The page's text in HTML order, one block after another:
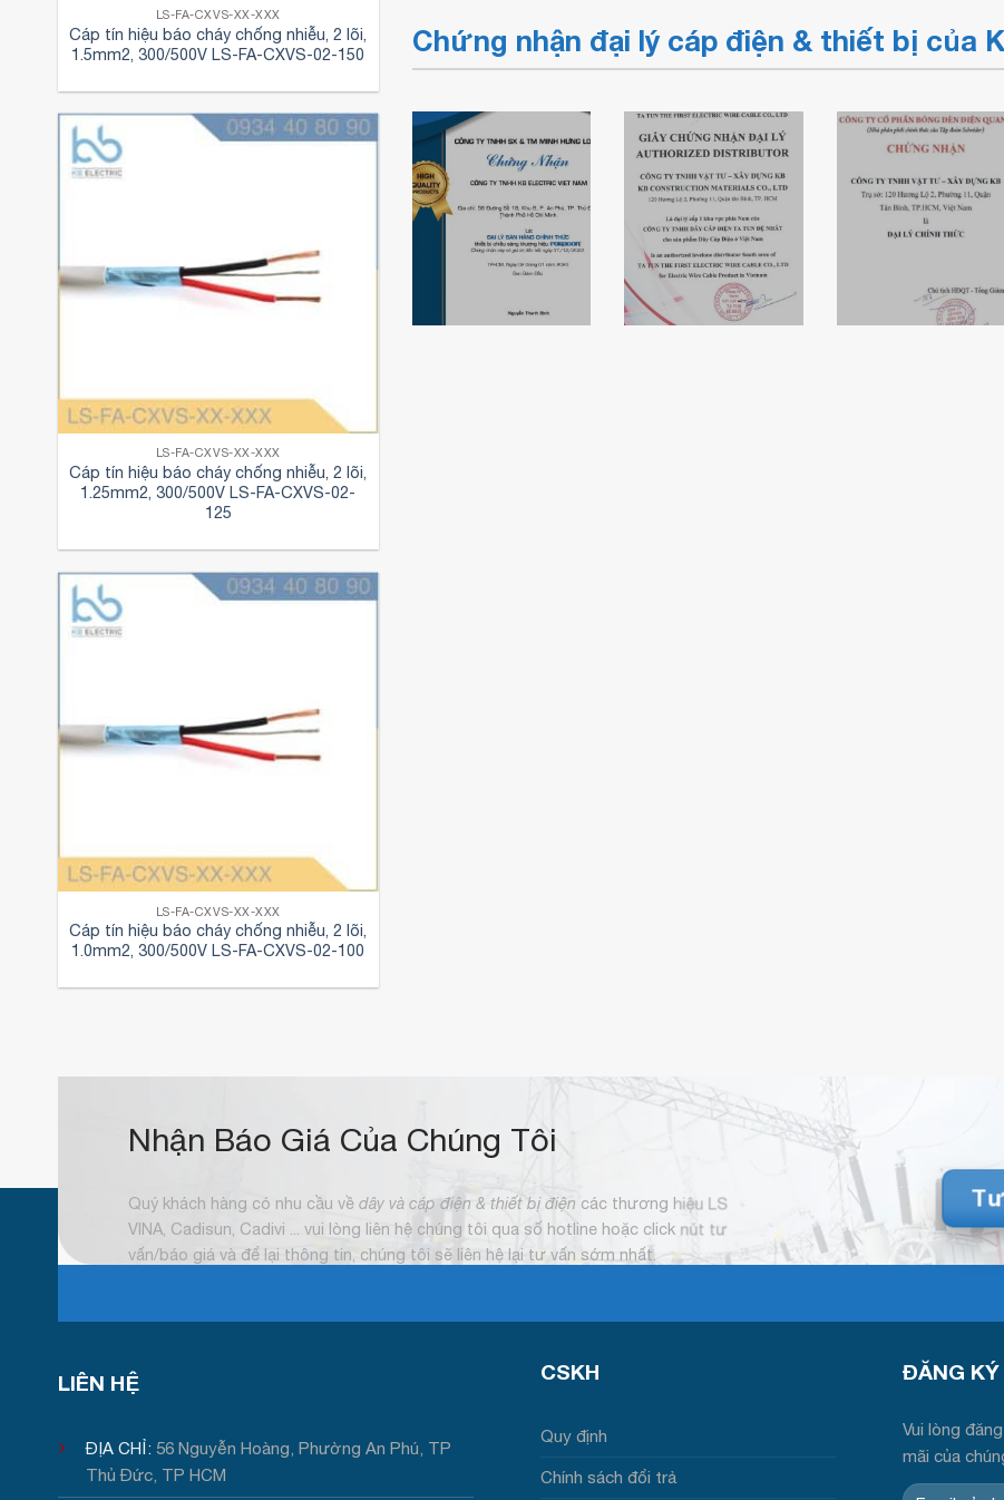
LS-FA-CXVS-XX-XXX
Cáp tín hiệu báo cháy chống nhiễu, 2 lõi,
1.5mm2, 300/500V LS-FA-CXVS-02-150
LS-FA-CXVS-XX-XXX
Cáp tín hiệu báo cháy chống nhiễu, 2 lõi,
1.25mm2, 300/500V LS-FA-CXVS-02-
125
LS-FA-CXVS-XX-XXX
Cáp tín hiệu báo cháy chống nhiễu, 2 lõi,
1.0mm2, 300/500V LS-FA-CXVS-02-100
Chứng nhận đại lý cáp điện & thiết bị của
Chứng nhận
KBElectric là
đại lý bán hàng
chính thức của
đèn Paragon
Chứng nhận đại
lý cáp điện
Tatun Đệ Nhất
Chứng nhận đại
lý chính thức
bóng đèn Điện
Cadisun
Electric của
KBElectric
Nhận Báo Giá Của Chúng Tôi
Quý khách hàng có nhu cầu vềdây và cáp điện & thiết bị điện các thương hiệu LS
VINA, Cadisun, Cadivi ... vui lòng liên hệ chúng tôi qua số hotline hoặc click nút tư
vấn/báo giá và để lại thông tin, chúng tôi sẽ liên hệ lại tư vấn sớm nhất.
LIÊN HỆ
ĐỊA CHỈ: 56 Nguyễn Hoàng, Phường An Phú, TP
Thủ Đức, TP HCM
CSKH
Quy định
Chính sách đổi trả
ĐĂNG KÝ
Vui lòng
mãi của